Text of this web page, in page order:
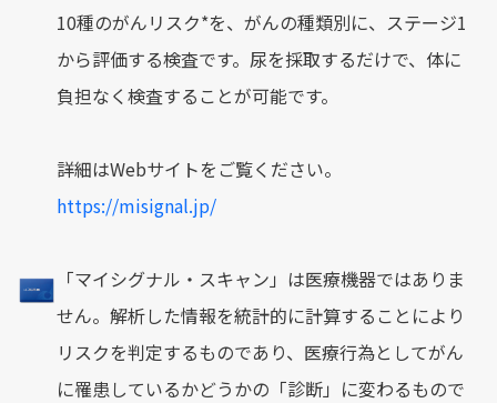
10種のがんリスク*を、がんの種類別に、ステージ1
から評価する検査です。尿を採取するだけで、体に
負担なく検査することが可能です。
詳細はWebサイトをご覧ください。
https://misignal.jp/
「マイシグナル・スキャン」は医療機器ではありま
せん。解析した情報を統計的に計算することにより
リスクを判定するものであり、医療行為としてがん
に罹患しているかどうかの「診断」に変わるもので